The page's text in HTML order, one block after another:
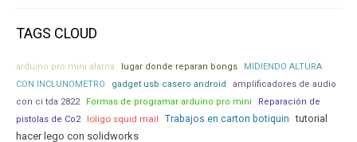
TAGS CLOUD
arduino pro mini alarna lugar donde reparan bongs
MIDIENDO ALTURA
CON INCLUNOMETRO
gadget usb casero android
amplificadores de audio
con ci tda 2822
Formas de programar arduino pro mini
Reparación de
pistolas de Co2
loligo squid mail Trabajos en carton botiquin
tutorial
hacer lego con solidworks